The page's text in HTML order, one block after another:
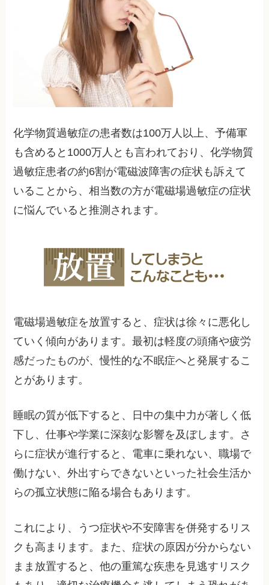
化学物質過敏症の患者数は100万人以上、予備軍
も含めると1000万人とも言われており、化学物質
過敏症患者の約6割が電磁波障害の症状も訴えて
いることから、相当数の方が電磁場過敏症の症状
に悩んでいると推測されます。
電磁場過敏症を放置すると、症状は徐々に悪化し
ていく傾向があります。最初は軽度の頭痛や疲労
感だったものが、慢性的な不眠症へと発展するこ
とがあります。
睡眠の質が低下すると、日中の集中力が著しく低
下し、仕事や学業に深刻な影響を及ぼします。さ
らに症状が進行すると、電車に乗れない、職場で
働けない、外出すらできないといった社会生活か
らの孤立状態に陥る場合もあります。
これにより、うつ症状や不安障害を併発するリス
クも高まります。また、症状の原因が分からない
まま放置すると、他の重篤な疾患を見逃すリスク